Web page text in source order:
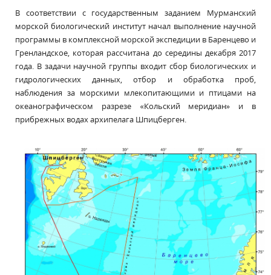
В соответствии с государственным заданием Мурманский
морской биологический институт начал выполнение научной
программы в комплексной морской экспедиции в Баренцево и
Гренландское, которая рассчитана до середины декабря 2017
года. В задачи научной группы входит сбор биологических и
гидрологических данных, отбор и обработка проб,
наблюдения за морскими млекопитающими и птицами на
океанографическом разрезе «Кольский меридиан» и в
прибрежных водах архипелага Шпицберген.